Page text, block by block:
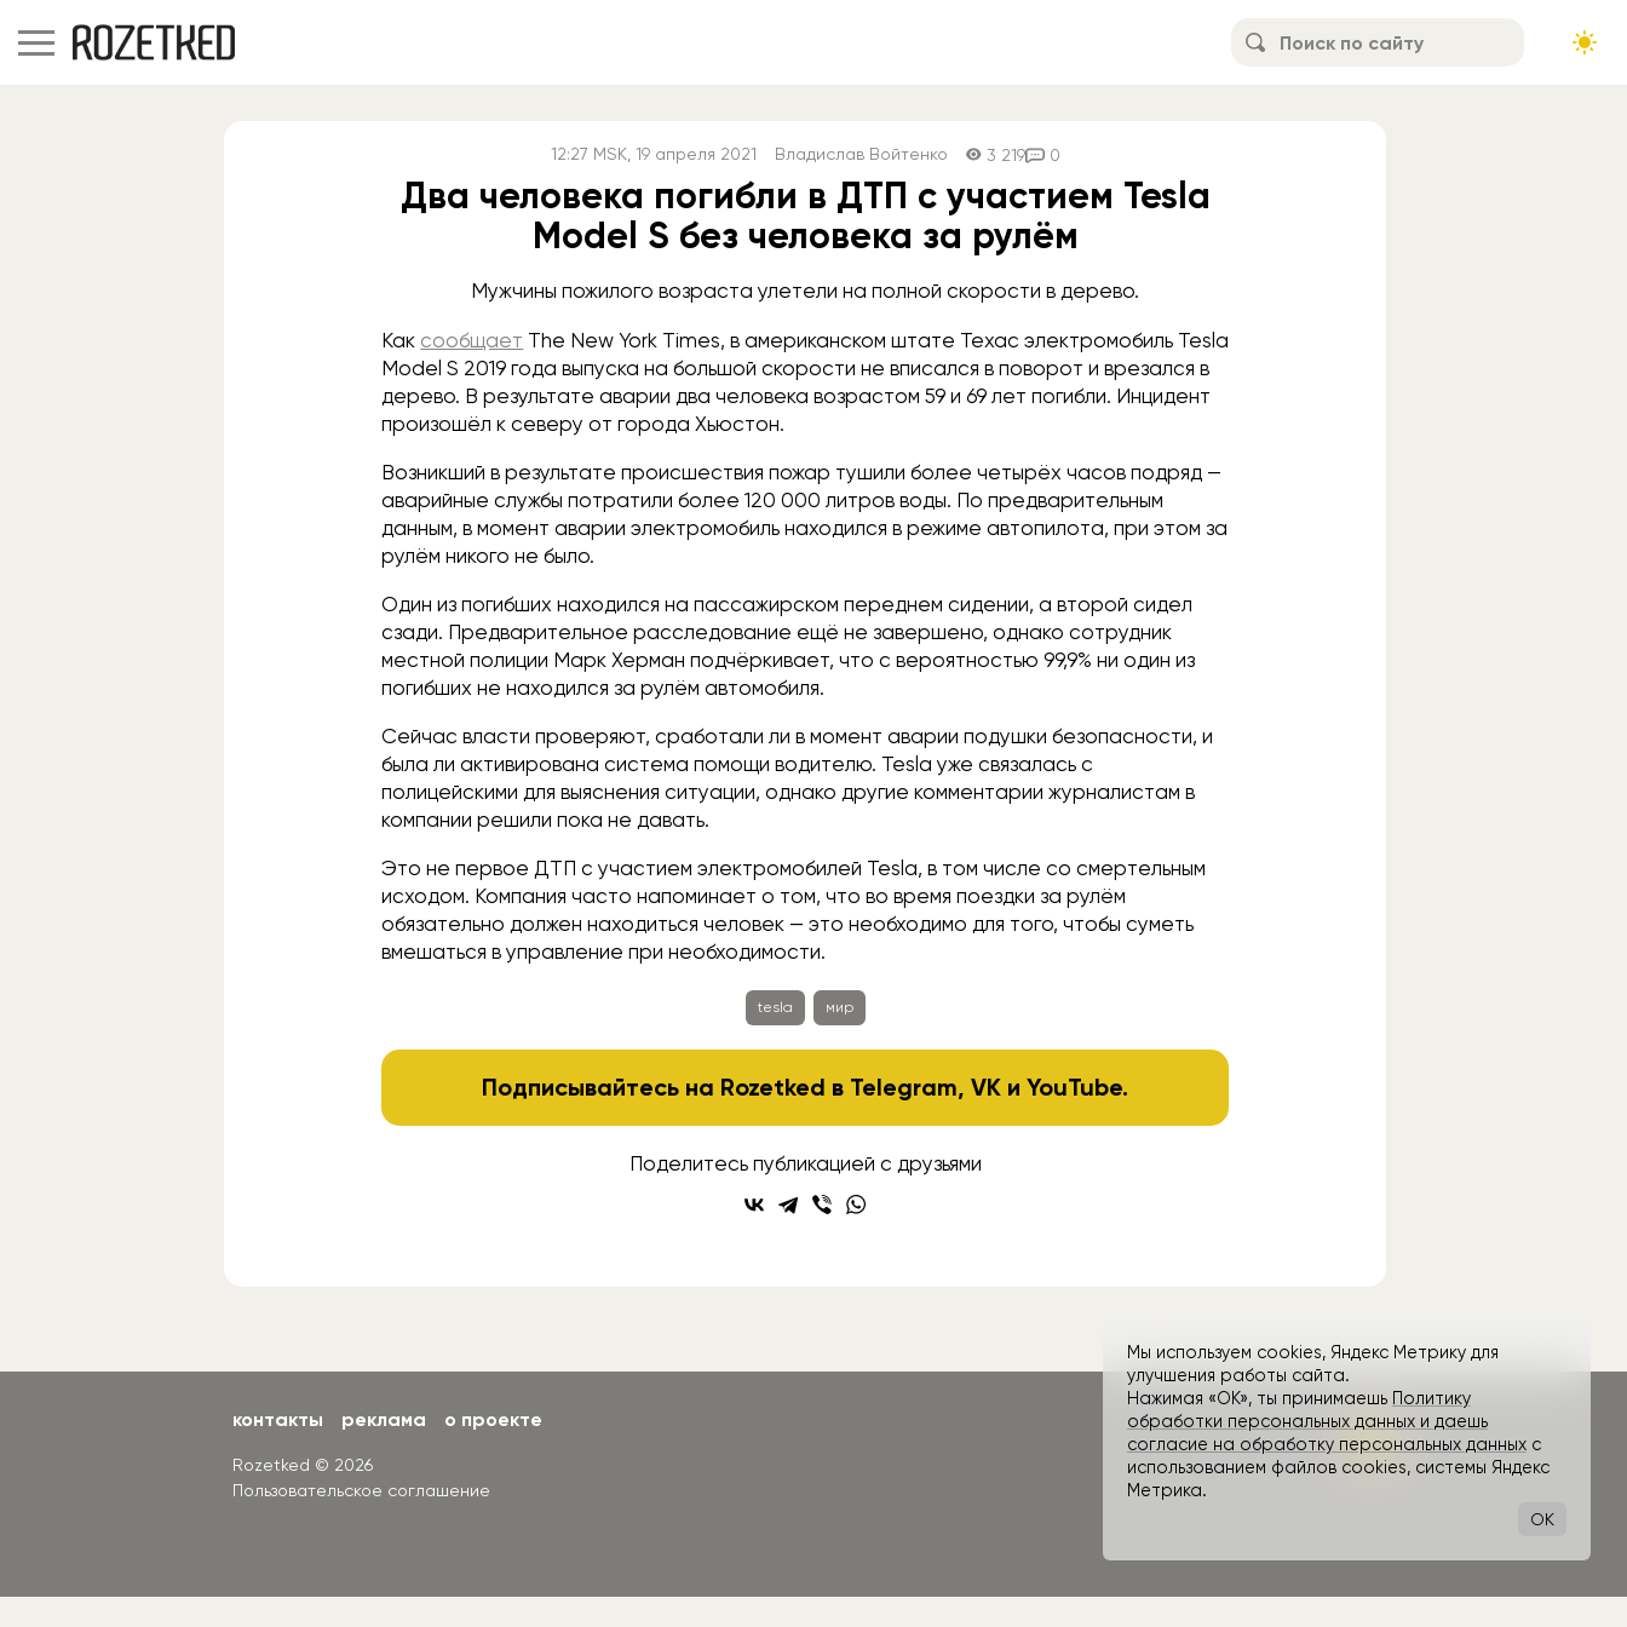
12:27 MSK, 19 апреля 2021 Владислав Войтенко 3 219 0
Два человека погибли в ДТП с участием Tesla
Model S без человека за рулём
Мужчины пожилого возраста улетели на полной скорости в дерево.
Как сообщает The New York Times, в американском штате Техас электромобиль Tesla
Model S 2019 года выпуска на большой скорости не вписался в поворот и врезался в
дерево. В результате аварии два человека возрастом 59 и 69 лет погибли. Инцидент
произошёл к северу от города Хьюстон.
Возникший в результате происшествия пожар тушили более четырёх часов подряд —
аварийные службы потратили более 120 000 литров воды. По предварительным
данным, в момент аварии электромобиль находился в режиме автопилота, при этом за
рулём никого не было.
Один из погибших находился на пассажирском переднем сидении, а второй сидел
сзади. Предварительное расследование ещё не завершено, однако сотрудник
местной полиции Марк Херман подчёркивает, что с вероятностью 99,9% ни один из
погибших не находился за рулём автомобиля.
Сейчас власти проверяют, сработали ли в момент аварии подушки безопасности, и
была ли активирована система помощи водителю. Tesla уже связалась с
полицейскими для выяснения ситуации, однако другие комментарии журналистам в
компании решили пока не давать.
Это не первое ДТП с участием электромобилей Tesla, в том числе со смертельным
исходом. Компания часто напоминает о том, что во время поездки за рулём
обязательно должен находиться человек — это необходимо для того, чтобы суметь
вмешаться в управление при необходимости.
tesla мир
Подписывайтесь на Rozetked в Telegram,VK иYouTube.
Поделитесь публикацией с друзьями
контакты реклама о проекте
Rozetked © 2026
Пользовательское соглашение
Мы используем cookies, Яндекс Метрику для
улучшения работы сайта.
Нажимая «ОК», ты принимаешь Политику
обработки персональных данных и даешь
согласие на обработку персональных данныхс
использованием файлов cookies, системы Яндекс
Метрика.
OK